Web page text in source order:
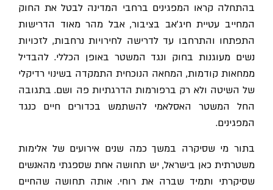
בהתחלה קראו המפגינים ברחבי המדינה לבטל את החוק
המחייב עטיית חיג'אב בציבור, אבל מהר מאוד הדרישות
התפתחו והתרחבו עד לדרישה לחירויות נרחבות, לזכויות
נשים מעוגנות בחוק ונגד המשטר באופן הכללי. להבדיל
ממחאות קודמות, המחאה הנוכחית התמקדה בשינוי רדיקלי
של השיטה ולא רק ברפורמות הדרגתיות פה ושם. בתגובה
החל המשטר האסלאמי להשתמש בכדורים חיים כנגד
המפגינים.
בתור מי שסיקרה במשך כמה שנים אירועים של אלימות
משטרתית כאן בישראל, יש תחושה אחת שספגתי מהאנשים
שסיקרתי ותמיד שברה את רוחי. אותה תחושה שהחיים